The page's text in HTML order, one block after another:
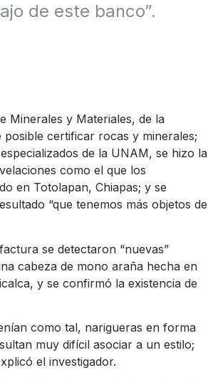
de este banco”.
Minerales y Materiales, de la
certificar rocas y minerales;
de la UNAM, se hizo la
como el que los
en Totolapan, Chiapas; y se
“que tenemos más objetos de
se detectaron “nuevas”
cabeza de mono araña hecha en
y se confirmó la existencia de
como tal, narigueras en forma
muy difícil asociar a un estilo;
el investigador.